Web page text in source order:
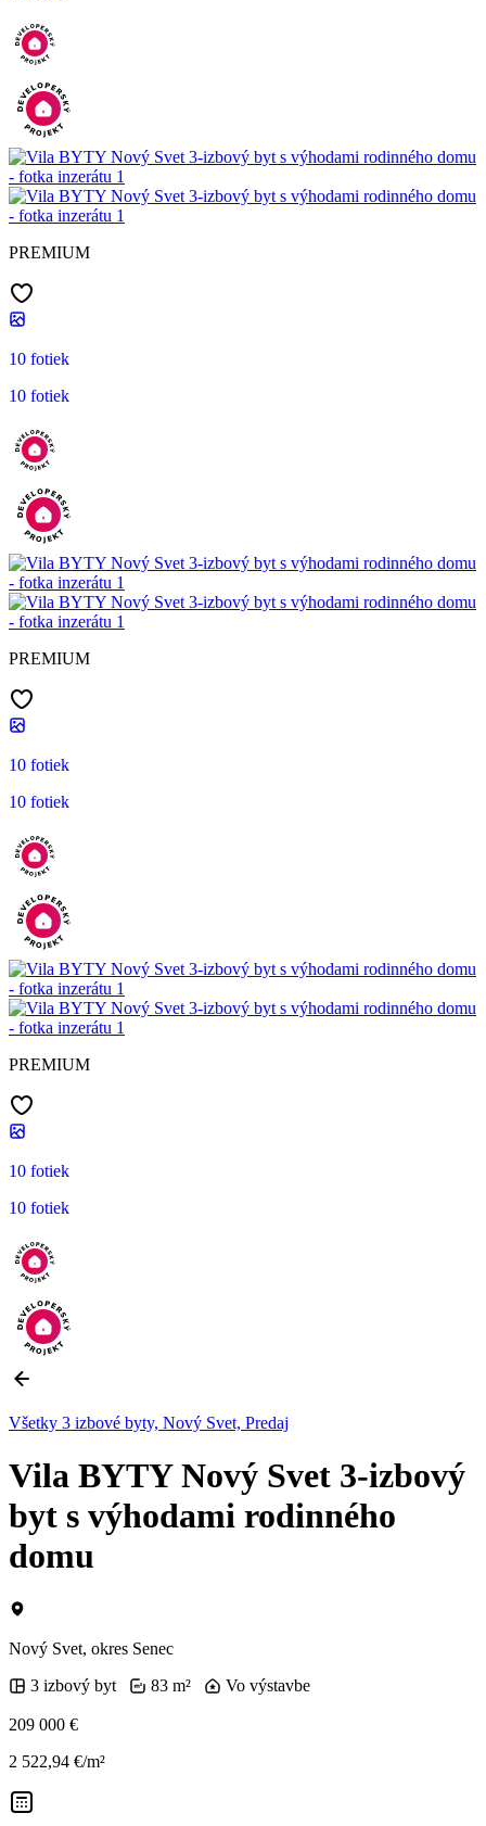
PREMIUM
10 fotiek
10 fotiek
PREMIUM
10 fotiek
10 fotiek
PREMIUM
10 fotiek
10 fotiek
Všetky 3 izbové byty, Nový Svet, Predaj
Vila BYTY Nový Svet 3-izbový
byt s výhodami rodinného
domu
Nový Svet, okres Senec
3 izbový byt
83 m² Vo výstavbe
209 000 €
2 522,94 €/m²